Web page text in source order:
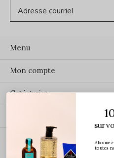
Menu
Mon compte
Catégories
ÉCRIVEZ-NOUS
sur
toutes